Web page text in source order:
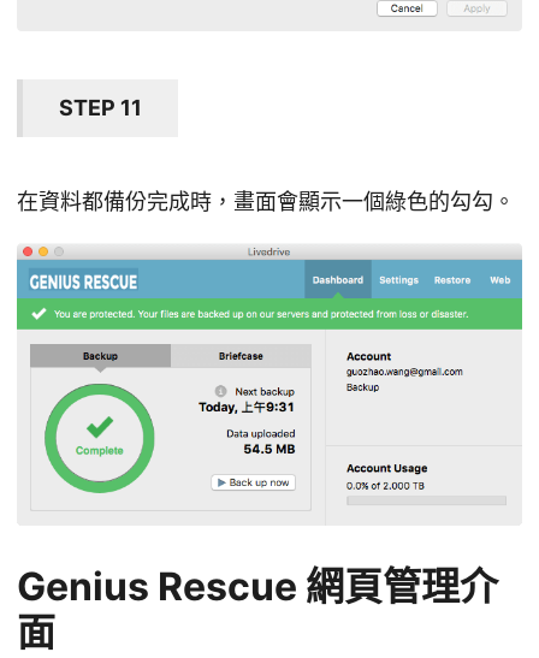
STEP 11
在資料都備份完成時，畫面會顯示一個綠色的勾勾。
Genius Rescue 網頁管理介
面